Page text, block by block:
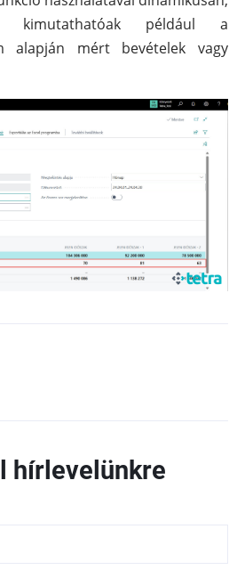
kimutathatóak például a
alapján mért bevételek vagy
hírlevelünkre